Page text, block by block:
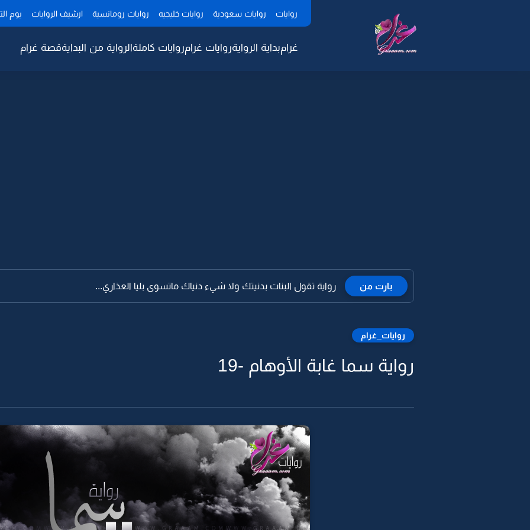
روايات روايات سعودية روايات خليجيه روايات رومانسية ارشيف الروايات يوم
غرامبداية الروايةروايات غرامروايات كاملةالرواية من البدايةقصة غرام
بارت من رواية تقول البنات بدنيتك ولا شيء دنياك ماتسوى بليا العذاري...
روايات_غرام
رواية سما غابة الأوهام -19